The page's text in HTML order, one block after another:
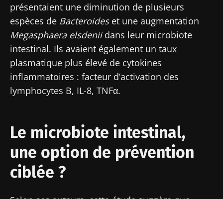
présentaient une diminution de plusieurs
espèces de Bacteroideset une augmentation
Megasphaera elsdeniidans leur microbiote
intestinal. Ils avaient également un taux
plasmatique plus élevé de cytokines
inflammatoires : facteur d’activation des
lymphocytes B, IL-8, TNFα.
Le microbiote intestinal,
une option de prévention
ciblée ?
Rejoignez la communauté Microbiota des
professionnels de santé et des chercheurs et
recevez le "Microbiota Digest" et le "HCP